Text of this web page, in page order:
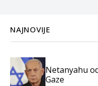
NAJNOVIJE
Netanyahu
Gaze